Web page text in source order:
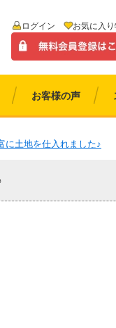
ログイン お気に入
お客様の声
に土地を仕入れました♪